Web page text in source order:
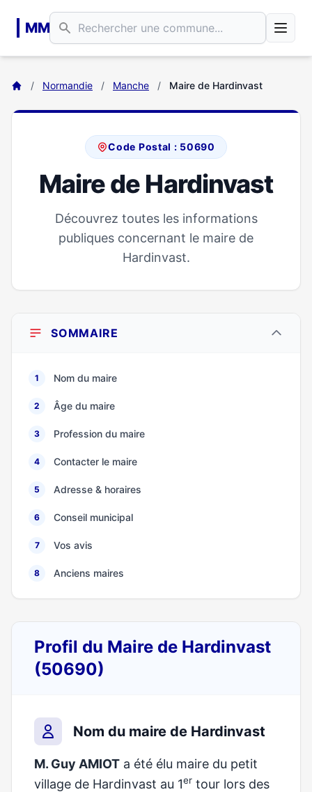
MM
/ Normandie / Manche / Maire de Hardinvast
Code Postal : 50690
Maire de Hardinvast
Découvrez toutes les informations
publiques concernant le maire de
Hardinvast.
SOMMAIRE
1 Nom du maire
2 Âge du maire
3 Profession du maire
4 Contacter le maire
5 Adresse & horaires
6 Conseil municipal
7 Vos avis
8 Anciens maires
Profil du Maire de Hardinvast
(50690)
Nom du maire de Hardinvast
M. Guy AMIOT a été élu maire du petit
village de Hardinvast au 1er tour lors des